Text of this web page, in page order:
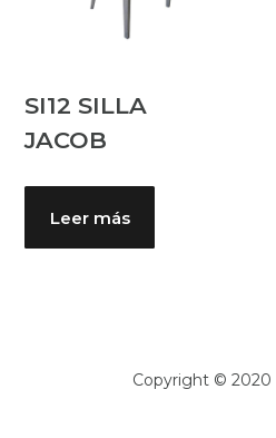
SI12 SILLA
JACOB
Leer más
Copyright © 2020